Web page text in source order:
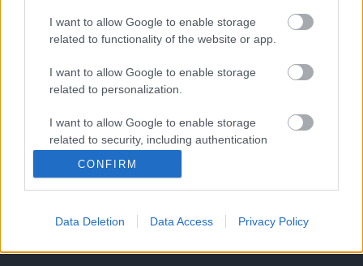
I want to allow Google to enable storage
related to functionality of the website or app.
I want to allow Google to enable storage
related to personalization.
I want to allow Google to enable storage
related to security, including authentication
CONFIRM
Data Deletion Data Access Privacy Policy
Amire többmillióan vártunk: szombattól
másodfokúra csökken a riasztás
KIEMELT
Megérkezett az eső a Duna